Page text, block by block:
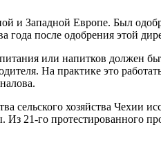
и Западной Европе. Был
года после одобрения этой
или напитков должен
На практике это
хозяйства Чехии
21-го протестированного